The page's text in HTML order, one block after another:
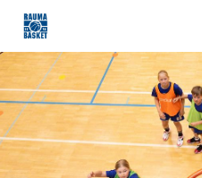
Siirry
sivun
sisältöön
Rauma Basket ry